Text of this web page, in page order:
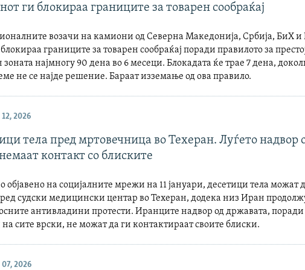
ги блокираа границите за товарен сообраќај
возачи на камиони од Северна Македонија, Србија, БиХ
границите за товарен сообраќај поради правилото за
најмногу 90 дена во 6 месеци. Блокадата ќе трае 7 дена,
не се најде решение. Бараат изземање од ова правило.
2026
тела пред мртовечница во Техеран. Луѓето надвор
контакт со блиските
објавено на социјалните мрежи на 11 јануари, десетици тела можат
судски медицински центар во Техеран, додека низ Иран
антивладини протести. Иранците надвор од државата, поради
сите врски, не можат да ги контактираат своите блиски.
2026